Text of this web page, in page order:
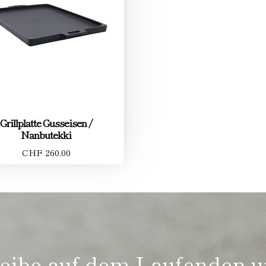
Grillplatte Gusseisen /
Nanbutekki
CHF 260.00